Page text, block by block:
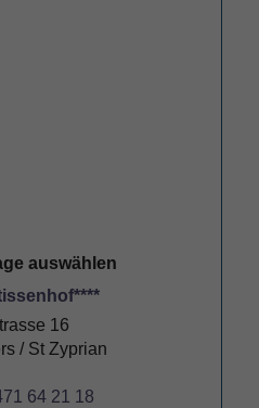
auswählen
16
/ St Zyprian
64 21 18